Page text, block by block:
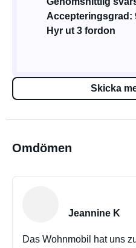
Accepteringsgrad:
Hyr ut 3 fordon
Skicka
Omdömen
Jeannine K
Das Wohnmobil hat uns